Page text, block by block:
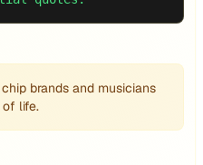
brands and musicians
of life.